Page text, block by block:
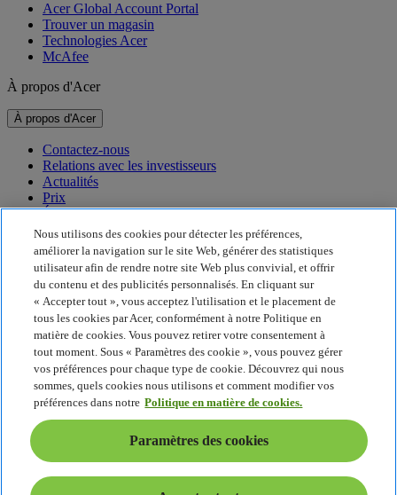
Acer Global Account Portal
Trouver un magasin
Technologies Acer
McAfee
À propos d'Acer
À propos d'Acer
Contactez-nous
Relations avec les investisseurs
Actualités
Prix
Événements
Développement durable
Développement durable
Responsabilité sociale de l'entreprise
Empreinte carbone du produit
Project Humanity
Earthion
Politique de confidentialité
Politique en matière de cookies
Mentions légales
Informations légales supplémentaires
Politique en matière d'accessibilité
Paramètres des cookies
France - Français
Nous utilisons des cookies pour détecter les préférences,
améliorer la navigation sur le site Web, générer des statistiques
utilisateur afin de rendre notre site Web plus convivial, et offrir
du contenu et des publicités personnalisés. En cliquant sur
« Accepter tout », vous acceptez l'utilisation et le placement de
tous les cookies par Acer, conformément à notre Politique en
matière de cookies. Vous pouvez retirer votre consentement à
tout moment. Sous « Paramètres des cookie », vous pouvez gérer
vos préférences pour chaque type de cookie. Découvrez qui nous
sommes, quels cookies nous utilisons et comment modifier vos
préférences dans notre Politique en matière de cookies.
Paramètres des cookies